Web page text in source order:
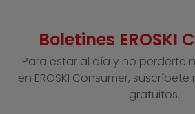
Boletines EROSKI
Para estar al día y no perderte
en EROSKI Consumer,
gratuitos.